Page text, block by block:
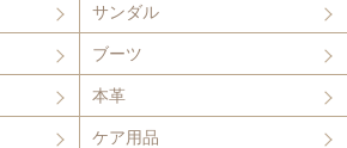
サンダル
ブーツ
本革
ケア用品